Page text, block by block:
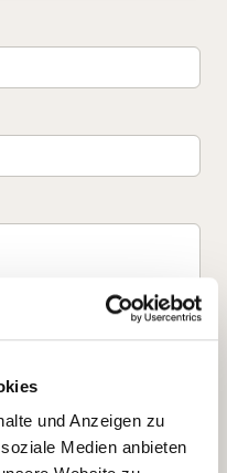
und Anzeigen zu
Medien anbieten
personenbezogenen Daten
der Kontaktanfrage
Bewirtschaftungsbetriebe